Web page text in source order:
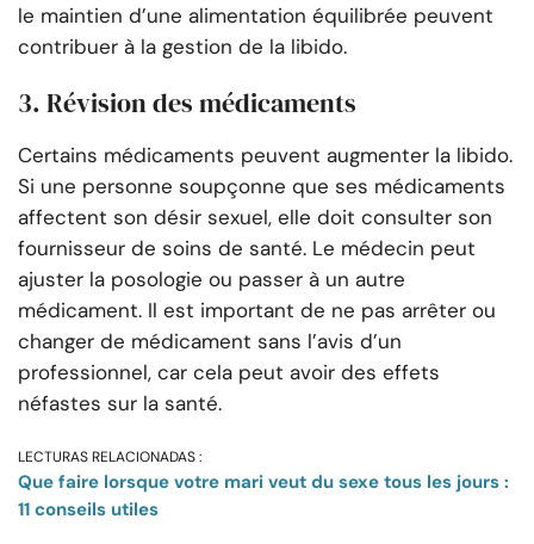
le maintien d’une alimentation équilibrée peuvent
contribuer à la gestion de la libido.
3. Révision des médicaments
Certains médicaments peuvent augmenter la libido.
Si une personne soupçonne que ses médicaments
affectent son désir sexuel, elle doit consulter son
fournisseur de soins de santé. Le médecin peut
ajuster la posologie ou passer à un autre
médicament. Il est important de ne pas arrêter ou
changer de médicament sans l’avis d’un
professionnel, car cela peut avoir des effets
néfastes sur la santé.
LECTURAS RELACIONADAS :
Que faire lorsque votre mari veut du sexe tous les jours :
11 conseils utiles